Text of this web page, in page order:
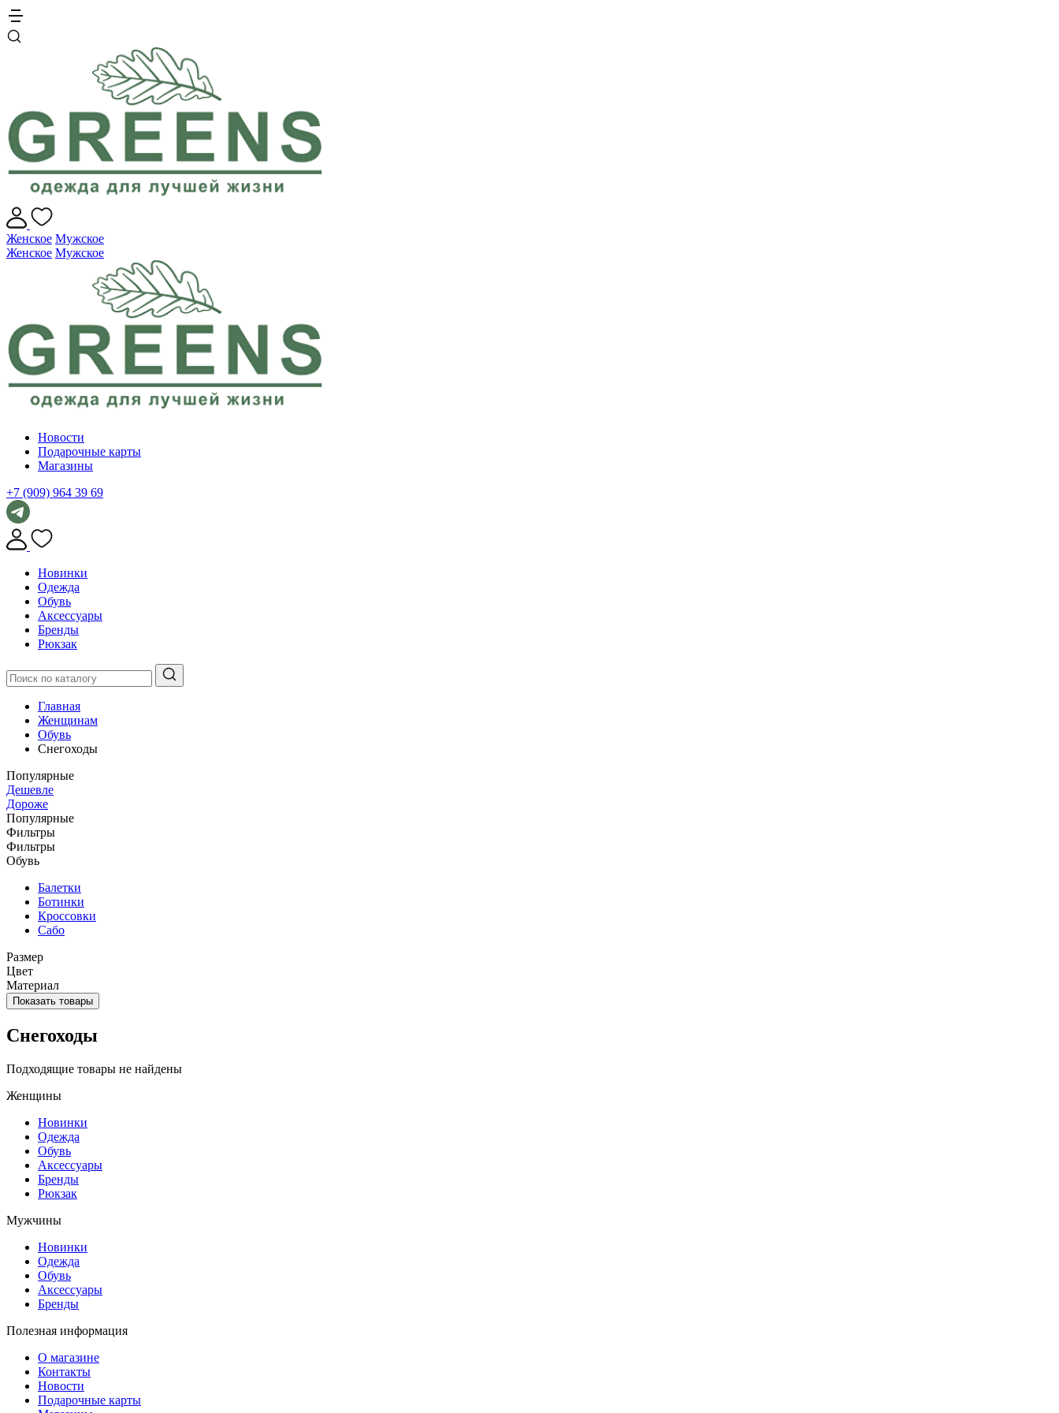
Женское Мужское
Женское Мужское
Новости
Подарочные карты
Магазины
+7 (909) 964 39 69
Новинки
Одежда
Обувь
Аксессуары
Бренды
Рюкзак
Главная
Женщинам
Обувь
Снегоходы
Популярные
Дешевле
Дороже
Популярные
Фильтры
Фильтры
Обувь
Балетки
Ботинки
Кроссовки
Сабо
Размер
Цвет
Материал
Показать товары
Снегоходы
Подходящие товары не найдены
Женщины
Новинки
Одежда
Обувь
Аксессуары
Бренды
Рюкзак
Мужчины
Новинки
Одежда
Обувь
Аксессуары
Бренды
Полезная информация
О магазине
Контакты
Новости
Подарочные карты